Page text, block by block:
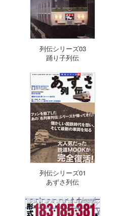
列伝シリーズ03
踊り子列伝
列伝シリーズ01
あずさ列伝